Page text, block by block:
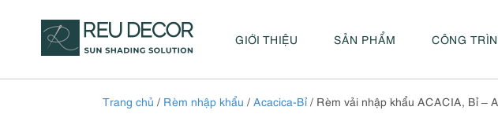
GIỚI THIỆU SẢN PHẨM CÔNG
Trang chủ / Rèm nhập khẩu / Acacica-Bỉ/ Rèm vải nhập khẩu ACACIA, Bỉ –